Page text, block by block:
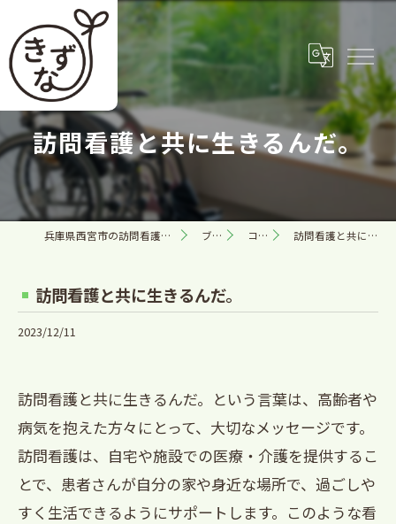
訪問看護と共に生きるんだ。
兵庫県西宮市の訪問看護なら合同会社きずな ブログ コラム 訪問看護と共に生きるんだ。
訪問看護と共に生きるんだ。
2023/12/11
訪問看護と共に生きるんだ。という言葉は、高齢者や
病気を抱えた方々にとって、大切なメッセージです。
訪問看護は、自宅や施設での医療・介護を提供するこ
とで、患者さんが自分の家や身近な場所で、過ごしや
すく生活できるようにサポートします。このような看